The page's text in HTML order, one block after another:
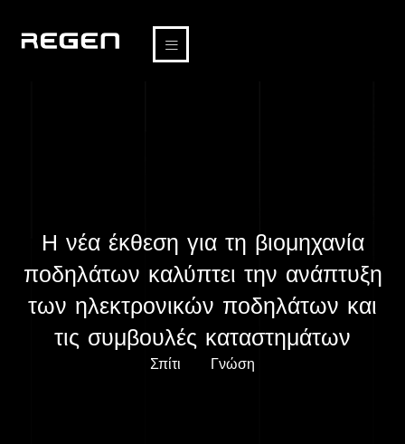
Η νέα έκθεση για τη βιομηχανία
ποδηλάτων καλύπτει την ανάπτυξη
των ηλεκτρονικών ποδηλάτων και
τις συμβουλές καταστημάτων
Σπίτι Γνώση